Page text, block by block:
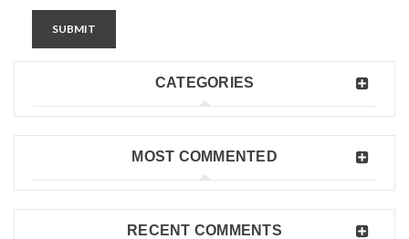
SUBMIT
CATEGORIES
MOST COMMENTED
RECENT COMMENTS